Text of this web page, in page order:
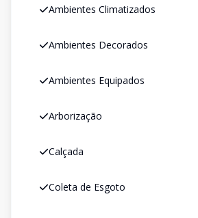
Ambientes Climatizados
Ambientes Decorados
Ambientes Equipados
Arborização
Calçada
Coleta de Esgoto